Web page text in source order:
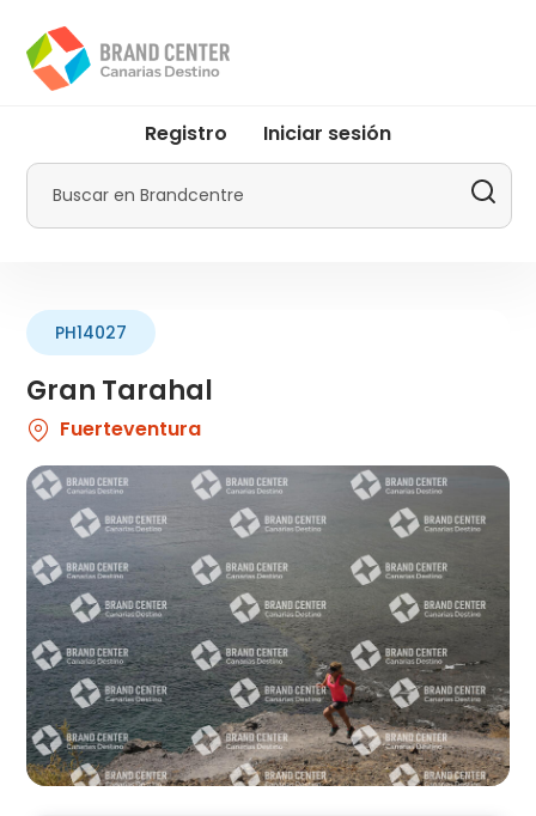
contenido
principal
menu
Promotur
Registro Iniciar sesión
Buscar
Gran Tarahal
PH14027
Fuerteventura